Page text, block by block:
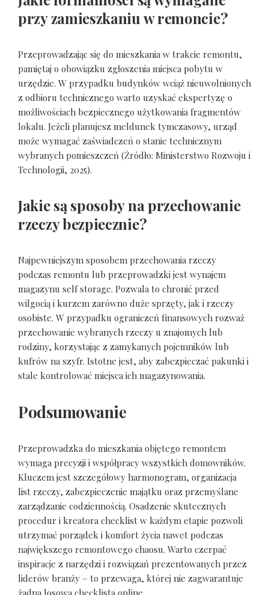
przy zamieszkaniu w remoncie?
Przeprowadzając się do mieszkania w trakcie remontu,
pamiętaj o obowiązku zgłoszenia miejsca pobytu w
urzędzie. W przypadku budynków wciąż nieuwolnionych
z odbioru technicznego warto uzyskać ekspertyzę o
możliwościach bezpiecznego użytkowania fragmentów
lokalu. Jeżeli planujesz meldunek tymczasowy, urząd
może wymagać zaświadczeń o stanie technicznym
wybranych pomieszczeń (Źródło: Ministerstwo Rozwoju i
Technologii, 2025).
Jakie są sposoby na przechowanie
rzeczy bezpiecznie?
Najpewniejszym sposobem przechowania rzeczy
podczas remontu lub przeprowadzki jest wynajem
magazynu self storage. Pozwala to chronić przed
wilgocią i kurzem zarówno duże sprzęty, jak i rzeczy
osobiste. W przypadku ograniczeń finansowych rozważ
przechowanie wybranych rzeczy u znajomych lub
rodziny, korzystając z zamykanych pojemników lub
kufrów na szyfr. Istotne jest, aby zabezpieczać pakunki i
stale kontrolować miejsca ich magazynowania.
Podsumowanie
Przeprowadzka do mieszkania objętego remontem
wymaga precyzji i współpracy wszystkich domowników.
Kluczem jest szczegółowy harmonogram, organizacja
list rzeczy, zabezpieczenie majątku oraz przemyślane
zarządzanie codziennością. Osadzenie skutecznych
procedur i kreatora checklist w każdym etapie pozwoli
utrzymać porządek i komfort życia nawet podczas
największego remontowego chaosu. Warto czerpać
inspiracje z narzędzi i rozwiązań prezentowanych przez
liderów branży – to przewaga, której nie zagwarantuje
żadna losowa checklista online.